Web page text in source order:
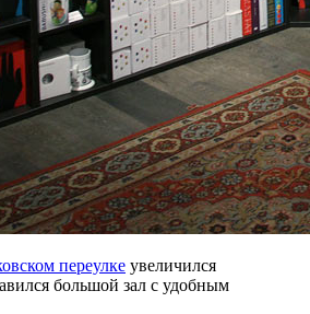
переулке увеличился
большой зал с удобным